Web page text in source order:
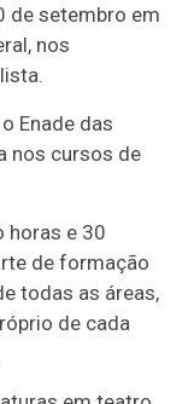
de setembro em
nos
Enade das
nos cursos de
horas e 30
de formação
todas as áreas,
de cada